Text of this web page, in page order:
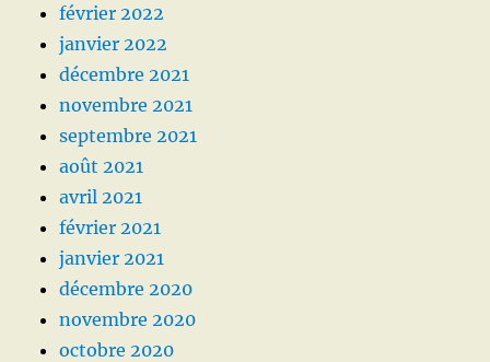
février 2022
janvier 2022
décembre 2021
novembre 2021
septembre 2021
août 2021
avril 2021
février 2021
janvier 2021
décembre 2020
novembre 2020
octobre 2020